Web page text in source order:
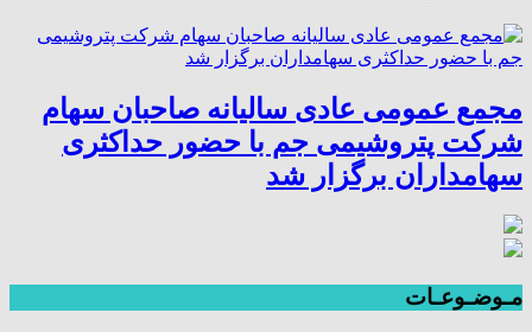
مجمع عمومی عادی سالیانه صاحبان سهام
شرکت پتروشیمی جم با حضور حداکثری
سهامداران برگزار شد
مـوضـوعـات